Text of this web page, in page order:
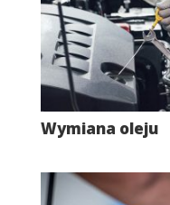
Wymiana oleju